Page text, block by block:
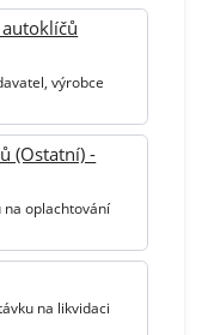
výrobce
(Ostatní) -
na oplachtování
na likvidaci